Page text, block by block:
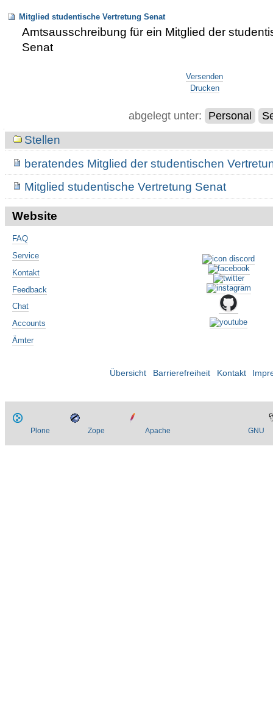
Mitglied studentische Vertretung Senat
Amtsausschreibung für ein Mitglied der
Senat
Versenden
Drucken
abgelegt unter: Personal
Navigation
Stellen
beratendes Mitglied der studentischen
Mitglied studentische Vertretung Senat
Website
FAQ
Service
Kontakt
Feedback
Chat
Accounts
Ämter
Übersicht Barrierefreiheit Kontakt
Plone Zope Apache GNU